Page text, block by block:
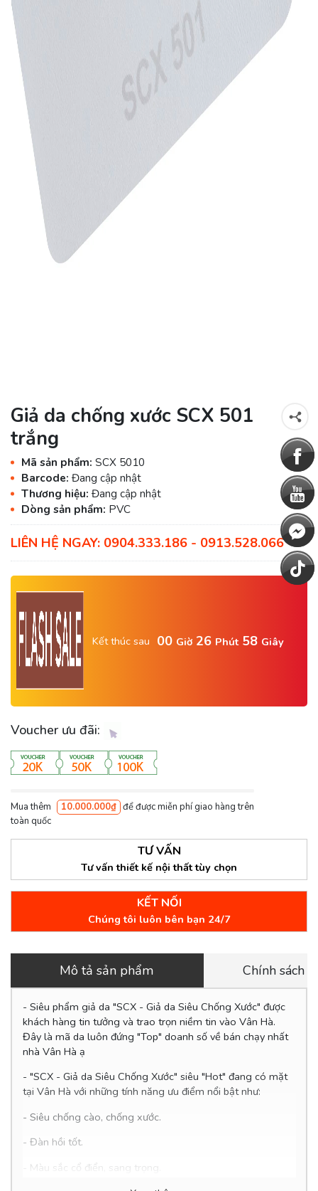
Giả da chống xước SCX 501
trắng
Mã sản phẩm: SCX 5010
Barcode: Đang cập nhật
Thương hiệu: Đang cập nhật
Dòng sản phẩm: PVC
LIÊN HỆ NGAY: 0904.333.186 - 0913.528.066
Kết thúc sau 00 Giờ 26 Phút 58 Giây
Voucher ưu đãi:
Mua thêm 10.000.000₫ để được miễn phí giao hàng trên
toàn quốc
TƯ VẤN
Tư vấn thiết kế nội thất tùy chọn
KẾT NỐI
Chúng tôi luôn bên bạn 24/7
Mô tả sản phẩm Chính sách
- Siêu phẩm giả da "SCX - Giả da Siêu Chống Xước" được
khách hàng tin tưởng và trao trọn niềm tin vào Vân Hà.
Đây là mã da luôn đứng "Top" doanh số về bán chạy nhất
nhà Vân Hà ạ
- "SCX - Giả da Siêu Chống Xước" siêu "Hot" đang có mặt
tại Vân Hà với những tính năng ưu điểm nổi bật như:
- Siêu chống cào, chống xước.
- Đàn hồi tốt.
Màu sắc cổ điển, sang trọng.